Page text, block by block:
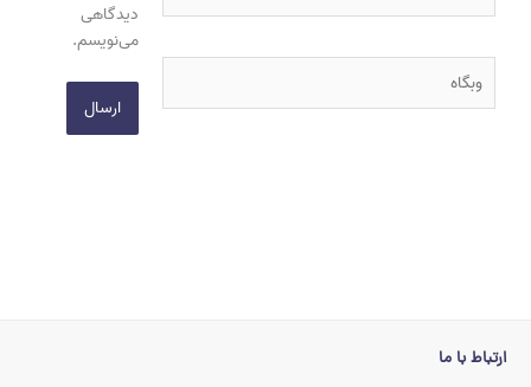
وبگاه
دیدگاهی
می‌نویسم.
ارتباط با ما